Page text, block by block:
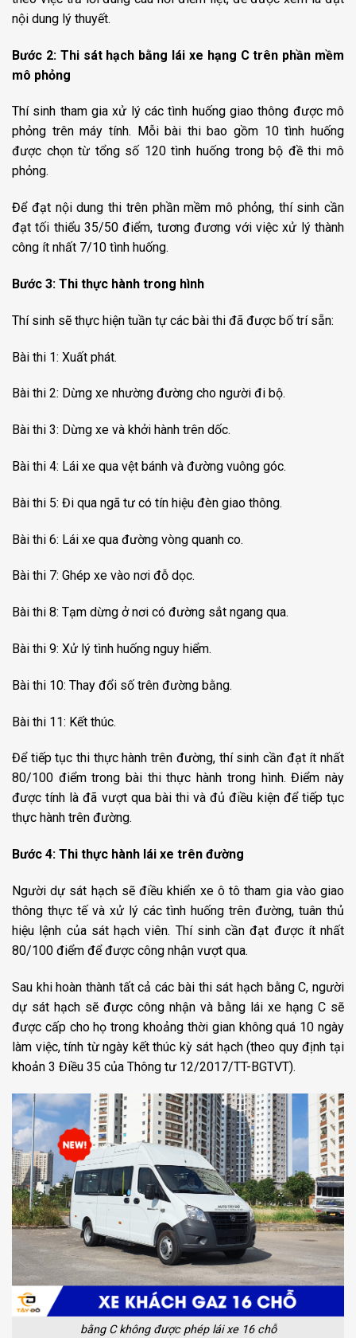
nội dung lý thuyết.
Bước 2: Thi sát hạch bằng lái xe hạng C trên phần mềm
mô phỏng
Thí sinh tham gia xử lý các tình huống giao thông được mô
phỏng trên máy tính. Mỗi bài thi bao gồm 10 tình huống
được chọn từ tổng số 120 tình huống trong bộ đề thi mô
phỏng.
Để đạt nội dung thi trên phần mềm mô phỏng, thí sinh cần
đạt tối thiểu 35/50 điểm, tương đương với việc xử lý thành
công ít nhất 7/10 tình huống.
Bước 3: Thi thực hành trong hình
Thí sinh sẽ thực hiện tuần tự các bài thi đã được bố trí sẵn:
Bài thi 1: Xuất phát.
Bài thi 2: Dừng xe nhường đường cho người đi bộ.
Bài thi 3: Dừng xe và khởi hành trên dốc.
Bài thi 4: Lái xe qua vệt bánh và đường vuông góc.
Bài thi 5: Đi qua ngã tư có tín hiệu đèn giao thông.
Bài thi 6: Lái xe qua đường vòng quanh co.
Bài thi 7: Ghép xe vào nơi đỗ dọc.
Bài thi 8: Tạm dừng ở nơi có đường sắt ngang qua.
Bài thi 9: Xử lý tình huống nguy hiểm.
Bài thi 10: Thay đổi số trên đường bằng.
Bài thi 11: Kết thúc.
Để tiếp tục thi thực hành trên đường, thí sinh cần đạt ít nhất
80/100 điểm trong bài thi thực hành trong hình. Điểm này
được tính là đã vượt qua bài thi và đủ điều kiện để tiếp tục
thực hành trên đường.
Bước 4: Thi thực hành lái xe trên đường
Người dự sát hạch sẽ điều khiển xe ô tô tham gia vào giao
thông thực tế và xử lý các tình huống trên đường, tuân thủ
hiệu lệnh của sát hạch viên. Thí sinh cần đạt được ít nhất
80/100 điểm để được công nhận vượt qua.
Sau khi hoàn thành tất cả các bài thi sát hạch bằng C, người
dự sát hạch sẽ được công nhận và bằng lái xe hạng C sẽ
được cấp cho họ trong khoảng thời gian không quá 10 ngày
làm việc, tính từ ngày kết thúc kỳ sát hạch (theo quy định tại
khoản 3 Điều 35 của Thông tư 12/2017/TT-BGTVT).
bằng C không được phép lái xe 16 chỗ